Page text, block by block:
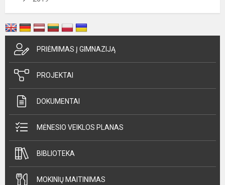
PRIĖMIMAS Į GIMNAZIJĄ
PROJEKTAI
DOKUMENTAI
MĖNESIO VEIKLOS PLANAS
BIBLIOTEKA
MOKINIŲ MAITINIMAS